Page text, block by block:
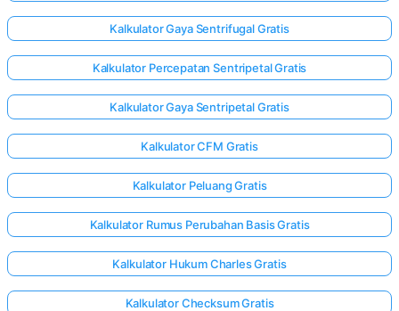
Kalkulator Gaya Sentrifugal Gratis
Kalkulator Percepatan Sentripetal Gratis
Kalkulator Gaya Sentripetal Gratis
Kalkulator CFM Gratis
Kalkulator Peluang Gratis
Kalkulator Rumus Perubahan Basis Gratis
Kalkulator Hukum Charles Gratis
Kalkulator Checksum Gratis